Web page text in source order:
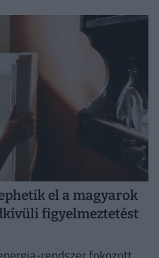
el a magyarok
figyelmeztetést